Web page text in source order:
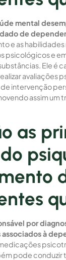
mental
de
e as habilidades
psicológicos e
Ele é
avaliações
intervenção
assim um
as
por
à
pode conduzir